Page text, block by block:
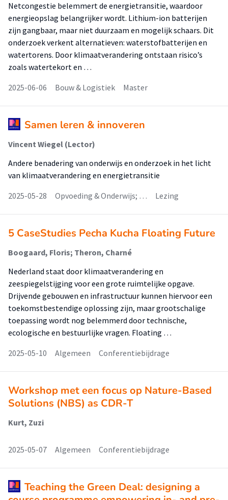
Netcongestie belemmert de energietransitie, waardoor
energieopslag belangrijker wordt. Lithium-ion batterijen
zijn gangbaar, maar niet duurzaam en mogelijk schaars. Dit
onderzoek verkent alternatieven: waterstofbatterijen en
watertorens. Door klimaatverandering ontstaan risico’s
zoals watertekort en …
2025-06-06
Bouw & Logistiek Master
Samen leren & innoveren
Vincent Wiegel (Lector)
Andere benadering van onderwijs en onderzoek in het licht
van klimaatverandering en energietransitie
2025-05-28
Opvoeding & Onderwijs; … Lezing
5 CaseStudies Pecha Kucha Floating Future
Boogaard, Floris; Theron, Charné
Nederland staat door klimaatverandering en
zeespiegelstijging voor een grote ruimtelijke opgave.
Drijvende gebouwen en infrastructuur kunnen hiervoor een
toekomstbestendige oplossing zijn, maar grootschalige
toepassing wordt nog belemmerd door technische,
ecologische en bestuurlijke vragen. Floating …
2025-05-10
Algemeen Conferentiebijdrage
Workshop met een focus op Nature-Based
Solutions (NBS) as CDR-T
Kurt, Zuzi
2025-05-07 Algemeen Conferentiebijdrage
Teaching the Green Deal: designing a